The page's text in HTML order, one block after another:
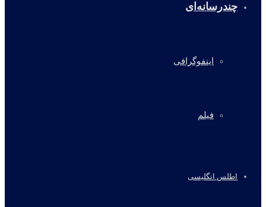
چندرسانه‌ای
اینفوگرافی
فیلم
اطلس انگلیسی